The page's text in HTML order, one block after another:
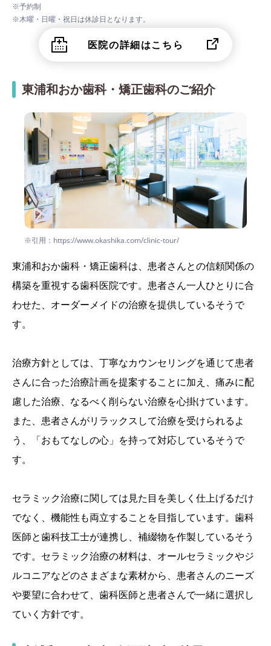
※予約制
※木曜・日曜・祝日は休診日となります。
医院の詳細はこちら
東浦和おか歯科・矯正歯科のご紹介
※引用：https://www.okashika.com/clinic-tour/
東浦和おか歯科・矯正歯科は、患者さんとの信頼関係の
構築を重視する歯科医院です。患者さん一人ひとりに合
わせた、オーダーメイドの治療を提供しているそうで
す。
治療方針としては、丁寧なカウンセリングを通じて患者
さんに合った治療計画を提案することに加え、痛みに配
慮した治療、なるべく削らない治療を心掛けています。
また、患者さんがリラックスして治療を受けられるよ
う、「おもてなしの心」を持って対応しているそうで
す。
セラミック治療に関しては見た目を美しく仕上げるだけ
でなく、機能性も両立することを目指しています。歯科
医師と歯科技工士が連携し、補綴物を作製しているそう
です。セラミック治療の材料は、オールセラミックやジ
ルコニアなどのさまざまな素材から、患者さんのニーズ
や要望に合わせて、歯科医師と患者さんで一緒に選択し
ていく方針です。